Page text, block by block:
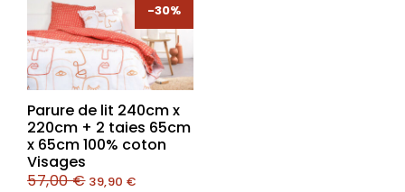
-30%
-30%
Parure de lit 240cm x
220cm + 2 taies 65cm
x 65cm 100% coton
Visages
57,00€ 39,90 €